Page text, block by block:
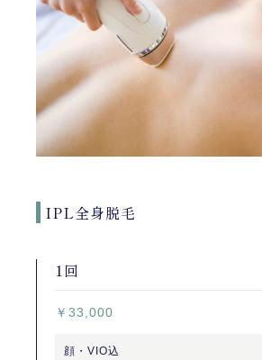
IPL全身脱毛
1回
￥33,000
顔・VIO込